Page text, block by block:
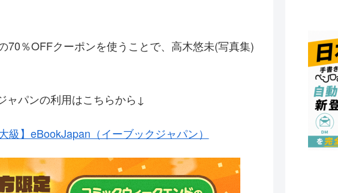
％OFFクーポンを使うことで、高木悠未(写真集)
ャパンの利用はこちらから↓
】eBookJapan（イーブックジャパン）